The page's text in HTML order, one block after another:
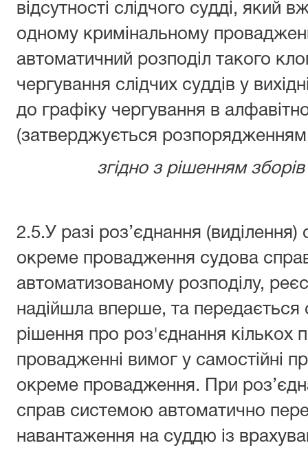
відсутності слідчого судді, який
одному кримінальному
автоматичний розподіл такого
чергування слідчих суддів у
до графіку чергування в
(затверджується
згідно з рішенням
2.5.У разі роз’єднання
окреме провадження судова
автоматизованому розподілу,
надійшла вперше, та передається
рішення про роз'єднання кількох
провадженні вимог у самостійні
окреме провадження. При
справ системою автоматично
навантаження на суддю із